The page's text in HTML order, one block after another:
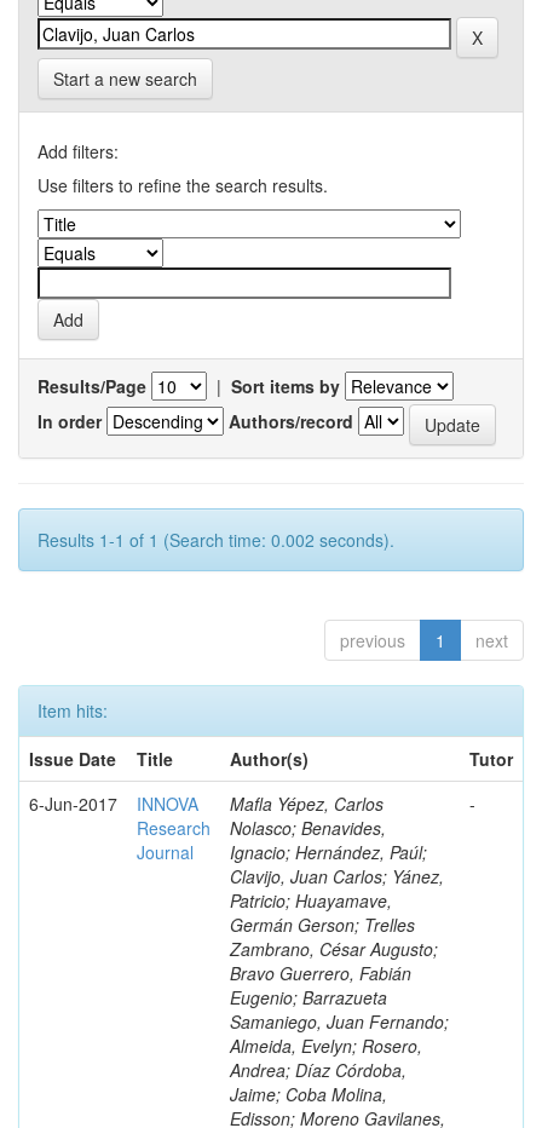
Start a new search
Add filters:
Use filters to refine the search results.
Results/Page | Sort items by
In order
Authors/record
Results 1-1 of 1 (Search time: 0.002 seconds).
previous 1 next
Item hits:
Issue Date
Title Author(s)
Tutor
6-Jun-2017
INNOVA
Research
Journal
Mafla Yépez, Carlos
Nolasco; Benavides,
Ignacio; Hernández, Paúl;
Clavijo, Juan Carlos; Yánez,
Patricio; Huayamave,
Germán Gerson; Trelles
Zambrano, César Augusto;
Bravo Guerrero, Fabián
Eugenio; Barrazueta
Samaniego, Juan Fernando;
Almeida, Evelyn; Rosero,
Andrea; Díaz Córdoba,
Jaime; Coba Molina,
Edisson; Moreno Gavilanes,
-